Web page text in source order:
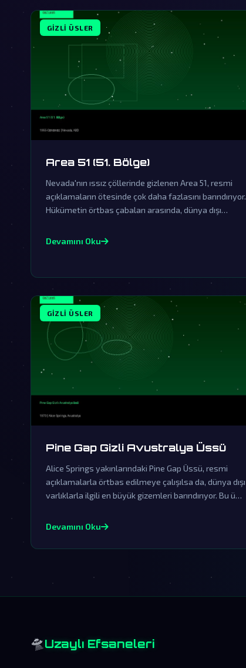
GIZLI ÜSLER
Area 51 (51. Bölge)
Nevada'nın ıssız çöllerinde gizlenen Area 51, resmi
açıklamaların ötesinde çok daha fazlasını barındırıyor.
Hükümetin örtbas çabaları arasında, dünya dışı
Devamını Oku
GIZLI ÜSLER
Pine Gap Gizli Avustralya Üssü
Alice Springs yakınlarındaki Pine Gap Üssü, resmi
açıklamalarla örtbas edilmeye çalışılsa da, dünya dışı
varlıklarla ilgili en büyük gizemleri barındırıyor. Bu üs,
merkezinde yer alıyor.
Devamını Oku
🛸 Uzaylı Efsaneleri